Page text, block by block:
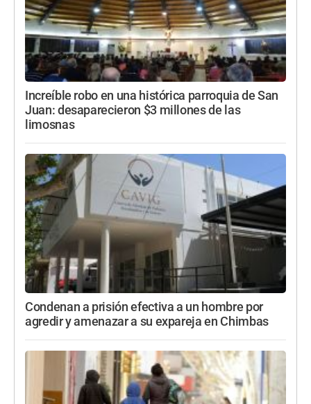
Increíble robo en una histórica parroquia de San
Juan: desaparecieron $3 millones de las
limosnas
Condenan a prisión efectiva a un hombre por
agredir y amenazar a su expareja en Chimbas